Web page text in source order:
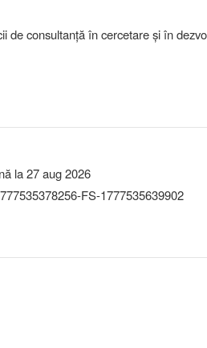
de consultanţă în cercetare şi în
la 27 aug 2026
FS-1777535639902